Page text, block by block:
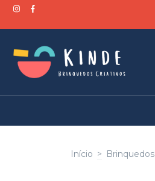
Início > Brinquedos